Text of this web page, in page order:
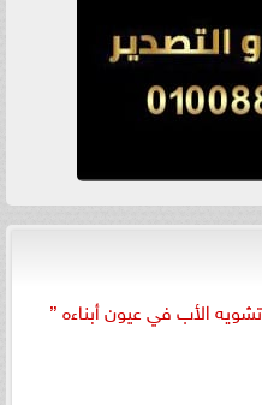
الأب في عيون أبناءه ”